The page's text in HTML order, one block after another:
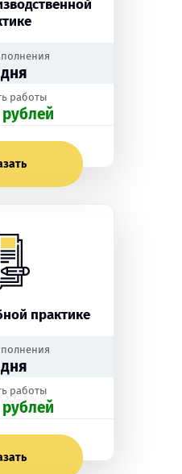
работы
практике
работы